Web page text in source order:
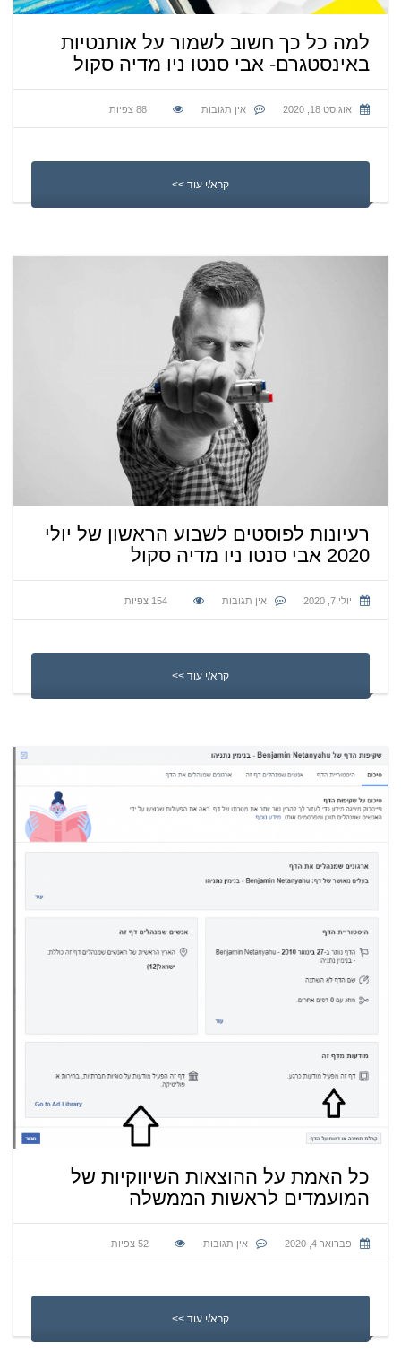
למה כל כך חשוב לשמור על אותנטיות
באינסטגרם- אבי סנטו ניו מדיה סקול
אוגוסט 18, 2020 אין תגובות 88 צפיות
קרא/י עוד >>
רעיונות לפוסטים לשבוע הראשון של יולי
2020 אבי סנטו ניו מדיה סקול
יולי 7, 2020 אין תגובות 154 צפיות
קרא/י עוד >>
כל האמת על ההוצאות השיווקיות של
המועמדים לראשות הממשלה
פברואר 4, 2020 אין תגובות 52 צפיות
קרא/י עוד >>